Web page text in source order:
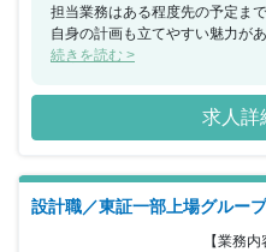
担当業務はある程度先の予定ま
自身の計画も立てやすい魅力が
原則20時以降は使用できないた
環境です。休日出社が発生した
を取得できる環境もあります。
続きを読む >
求人詳
設計職／東証一部上場グルー
【業務内